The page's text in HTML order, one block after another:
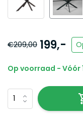
€209,00 199,-
Op voorraad - Vóór